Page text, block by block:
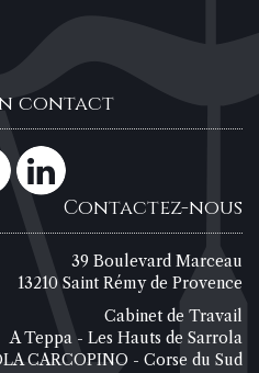
contact
Contactez-nous
39 Boulevard Marceau
13210 Saint Rémy de Provence
Cabinet de Travail
A Teppa - Les Hauts de Sarrola
CARCOPINO - Corse du Sud